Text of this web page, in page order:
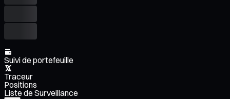
Suivi de portefeuille
Traceur
Positions
Liste de Surveillance